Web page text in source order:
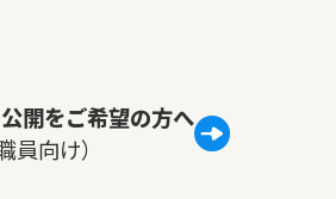
開をご希望の方へ
員向け）